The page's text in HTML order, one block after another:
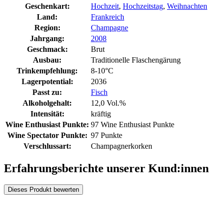
Geschenkart:
Hochzeit, Hochzeitstag, Weihnachten
Land:
Frankreich
Region:
Champagne
Jahrgang:
2008
Geschmack:
Brut
Ausbau:
Traditionelle Flaschengärung
Trinkempfehlung:
8-10°C
Lagerpotential:
2036
Passt zu:
Fisch
Alkoholgehalt:
12,0 Vol.%
Intensität:
kräftig
Wine Enthusiast Punkte: 97 Wine Enthusiast Punkte
Wine Spectator Punkte: 97 Punkte
Verschlussart:
Champagnerkorken
Erfahrungsberichte unserer Kund:innen
Dieses Produkt bewerten